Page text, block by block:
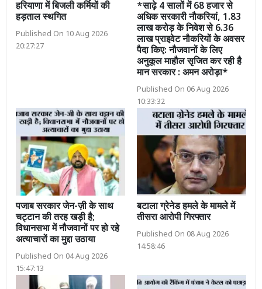
हरियाणा में बिजली कर्मियों की
हड़ताल स्थगित
Published On 10 Aug 2026
20:27:27
*साढ़े 4 सालों में 68 हजार से
अधिक सरकारी नौकरियां, 1.83
लाख करोड़ के निवेश से 6.36
लाख प्राइवेट नौकरियों के अवसर
पैदा किए: नौजवानों के लिए
अनुकूल माहौल सृजित कर रही है
मान सरकार : अमन अरोड़ा*
Published On 06 Aug 2026
10:33:32
पजाब सरकार जेन-ज़ी के साथ
चट्टान की तरह खड़ी है;
विधानसभा में नौजवानों पर हो रहे
अत्याचारों का मुद्दा उठाया
Published On 04 Aug 2026
15:47:13
बटाला ग्रेनेड हमले के मामले में
तीसरा आरोपी गिरफ्तार
Published On 08 Aug 2026
14:58:46